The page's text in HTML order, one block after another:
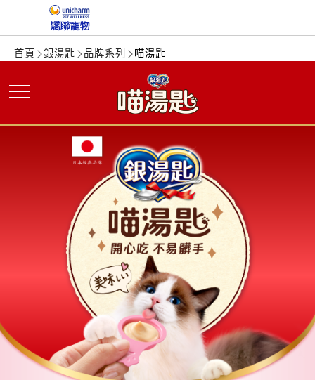
首頁 銀湯匙 品牌系列 喵湯匙